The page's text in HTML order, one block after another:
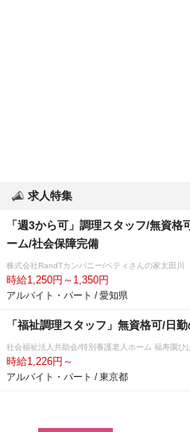
求人特集
「週3から可」調理スタッフ/無資
ーム/社会保障完備
株式会社RandTカンパニー/ベティさんの家太田川
時給1,250円～1,350円
アルバイト・パート / 愛知県
「福祉調理スタッフ」無資格可/日
社会福祉法人共助会/特別養護老人ホーム 福寿園ひ
時給1,226円～
アルバイト・パート / 東京都